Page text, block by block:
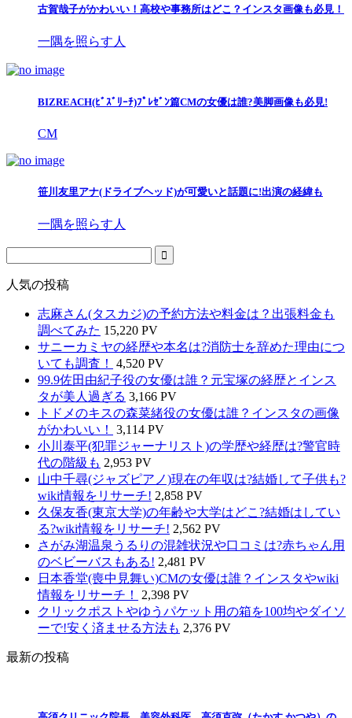
古賀哉子がかわいい！高校や事務所はどこ？インスタ画像も必見！
一隅を照らす人
BIZREACH(ﾋﾞｽﾞﾘｰﾁ)ﾌﾟﾚｾﾞﾝ篇CMの女優は誰?美脚画像も必見!
CM
笹川友里アナ(ドライブヘッド)が可愛いと話題に!出演の経緯も
一隅を照らす人
人気の投稿
志麻さん(タスカジ)の予約方法や料金は？出張料金も
調べてみた 15,220 PV
サニーカミヤの経歴や本名は?消防士を辞めた理由につ
いても調査！
4,520 PV
99.9佐田由紀子役の女優は誰？元宝塚の経歴とインス
タが美人過ぎる 3,166 PV
トドメのキスの森菜緒役の女優は誰？インスタの画像
がかわいい！
3,114 PV
小川泰平(犯罪ジャーナリスト)の学歴や経歴は?警官時
代の階級も 2,953 PV
山中千尋(ジャズピアノ)現在の年収は?結婚して子供も?
wiki情報をリサーチ! 2,858 PV
久保友香(東京大学)の年齢や大学はどこ?結婚はしてい
る?wiki情報をリサーチ! 2,562 PV
さがみ湖温泉うるりの混雑状況や口コミは?赤ちゃん用
のベビーバスもある! 2,481 PV
日本香堂(喪中見舞い)CMの女優は誰？インスタやwiki
情報をリサーチ！
2,398 PV
クリックポストやゆうパケット用の箱を100均やダイソ
ーで!安く済ませる方法も 2,376 PV
最新の投稿